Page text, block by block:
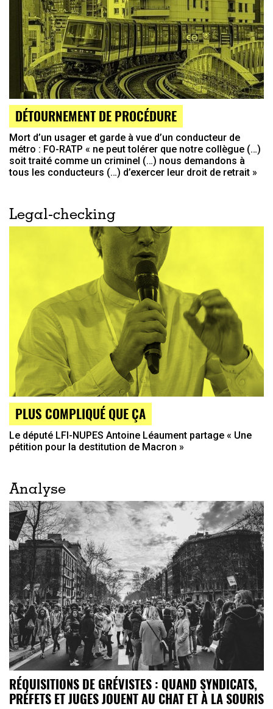
DÉTOURNEMENT DE PROCÉDURE
Mort d’un usager et garde à vue d’un conducteur de
métro : FO-RATP « ne peut tolérer que notre collègue (…)
soit traité comme un criminel (…) nous demandons à
tous les conducteurs (…) d’exercer leur droit de retrait »
Legal-checking
PLUS COMPLIQUÉ QUE ÇA
Le député LFI-NUPES Antoine Léaument partage « Une
pétition pour la destitution de Macron »
Analyse
RÉQUISITIONS DE GRÉVISTES : QUAND SYNDICATS,
PRÉFETS ET JUGES JOUENT AU CHAT ET À LA SOURIS